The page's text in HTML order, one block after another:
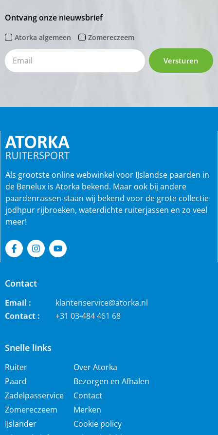
Ontvang onze nieuwsbrief
Atorka algemeen Zomereczeem
Versturen
Snelle links
Ruiter
Paard
Zadelpasservice
Zomereczeem
IJslander
Over Atorka
Bezorgen en Afhalen
Contact
Merken
Cookie policy
Als grootste online webwinkel voor IJslandse paarden in
de Benelux is Atorka bekend. Maar ook bij andere
paardenrassen staan wij bekend voor de grote collectie
jodhpur rijbroeken, waterdichte ruiterjassen en zo veel
meer!
Contact
Email :
klantenservice@atorka.nl
Contact :
+31 03-484 461 68